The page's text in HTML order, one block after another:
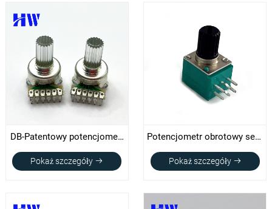
DB-Patentowy potencjometr
LED 122KEP
Pokaż szczegóły
Potencjometr obrotowy serii
RV091
Pokaż szczegóły